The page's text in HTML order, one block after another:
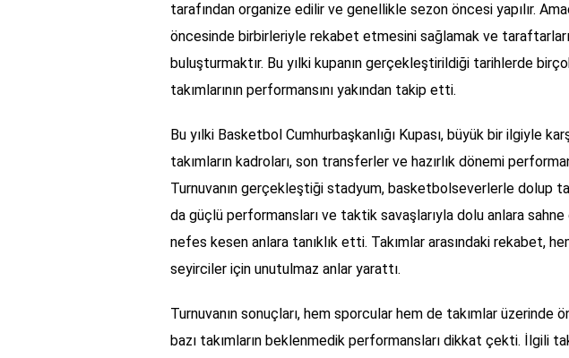
tarafından organize edilir ve genellikle sezon öncesi yapılır.
öncesinde birbirleriyle rekabet etmesini sağlamak ve
buluşturmaktır. Bu yılki kupanın gerçekleştirildiği tarihlerde
takımlarının performansını yakından takip etti.
Bu yılki Basketbol Cumhurbaşkanlığı Kupası, büyük bir ilgiyle
takımların kadroları, son transferler ve hazırlık dönemi
Turnuvanın gerçekleştiği stadyum, basketbolseverlerle dolup
da güçlü performansları ve taktik savaşlarıyla dolu anlara
nefes kesen anlara tanıklık etti. Takımlar arasındaki rekabet,
seyirciler için unutulmaz anlar yarattı.
Turnuvanın sonuçları, hem sporcular hem de takımlar üzerinde
bazı takımların beklenmedik performansları dikkat çekti. İlgili